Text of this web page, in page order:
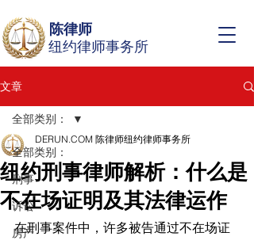
纽约律师事务所
陈律师
文章
全部类别：
刑事
诉讼
房产
全部类别：
纽约刑事律师解析：什么是
不在场证明及其法律运作
DERUN.COM 陈律师纽约律师事务所
在刑事案件中，许多被告通过不在场证